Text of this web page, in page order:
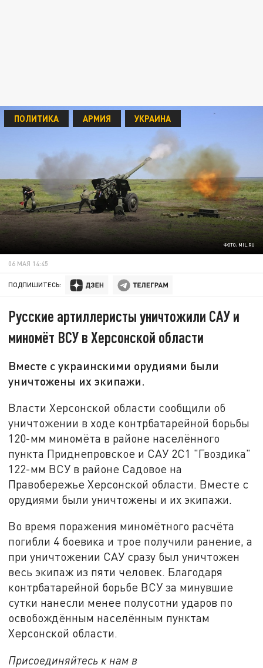
ФОТО: MIL.RU
ПОЛИТИКА АРМИЯ УКРАИНА
06 МАЯ 14:45
ПОДПИШИТЕСЬ:
Русские артиллеристы уничтожили САУ и
миномёт ВСУ в Херсонской области
Вместе с украинскими орудиями были
уничтожены их экипажи.
Власти Херсонской области сообщили об
уничтожении в ходе контрбатарейной борьбы
120-мм миномёта в районе населённого
пункта Приднепровское и САУ 2С1 "Гвоздика"
122-мм ВСУ в районе Садовое на
Правобережье Херсонской области. Вместе с
орудиями были уничтожены и их экипажи.
Во время поражения миномётного расчёта
погибли 4 боевика и трое получили ранение, а
при уничтожении САУ сразу был уничтожен
весь экипаж из пяти человек. Благодаря
контрбатарейной борьбе ВСУ за минувшие
сутки нанесли менее полусотни ударов по
освобождённым населённым пунктам
Херсонской области.
Присоединяйтесь к нам в